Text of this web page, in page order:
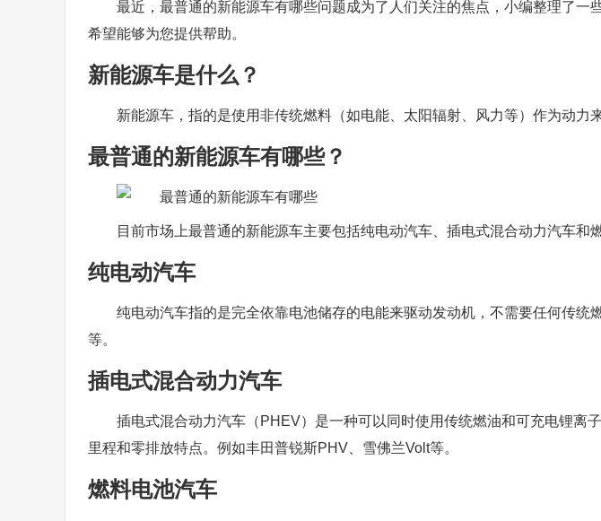
最近，最普通的新能源车有哪些问题成为了人们关注的焦点，小编整理了一
希望能够为您提供帮助。
新能源车是什么？
新能源车，指的是使用非传统燃料（如电能、太阳辐射、风力等）作为动力
最普通的新能源车有哪些？
目前市场上最普通的新能源车主要包括纯电动汽车、插电式混合动力汽车和
纯电动汽车
纯电动汽车指的是完全依靠电池储存的电能来驱动发动机，不需要任何传统
等。
插电式混合动力汽车
插电式混合动力汽车（PHEV）是一种可以同时使用传统燃油和可充电锂离
里程和零排放特点。例如丰田普锐斯PHV、雪佛兰Volt等。
燃料电池汽车